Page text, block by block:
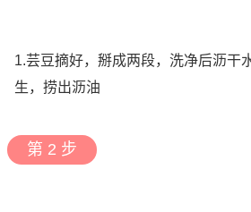
1.芸豆摘好，掰成两段，洗净后沥干
生，捞出沥油
第 2 步